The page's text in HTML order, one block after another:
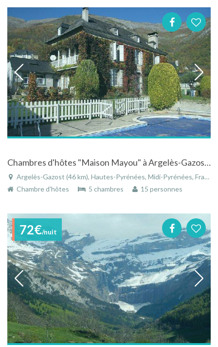
Chambres d'hôtes "Maison Mayou" à Argelès-Gazost dans les Hautes-Pyrénées en Midi-Pyrénées
Argelès-Gazost (46 km), Hautes-Pyrénées, Midi-Pyrénées, France
Chambre d'hôtes
5 chambres 15 personnes
72€/nuit